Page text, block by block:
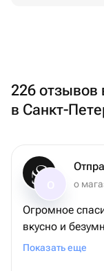
226 отзывов
в Санкт-
о
Огромное
вкусно и
заказывать
Показать еще